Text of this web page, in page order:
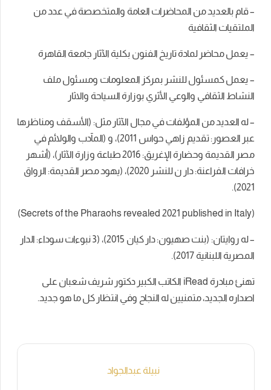
– قام بالعديد من المحاضرات العامة والمتخصصة في عدد من
الملتقيات الثقافية
– يعمل محاضر لمادة تاريخ الفنون بكلية الآثار جامعة القاهرة
– يعمل كمسئول للنشر بمركز المعلومات ومسئول ملف
النشاط الثقافي والوعي الأثري بوزارة السياحة والاثار
– له العديد من المؤلفات في مجال الآثار مثل: (الأسقف ومناظرها
عبر العصور: تقديم زاهي حواس 2011)، و (المآدب والولائم في
مصر القديمة وحضارة الإغريق: 2016 طباعة وزارة الآثار)، (أشهر
خرافات الفراعنة: دار ن للنشر 2020)، (يهود مصر القديمة: الرواق
2021).
(
Secrets of the Pharaohs revealed 2021 published in Italy
)
– له روايتان: (بنت صهيون: دار كيان 2015)، (3 نبوءات سوداء: الدار
المصرية اللبنانية 2017).
تهنئ مبادرة iRead الكاتب الكبير دكتور شريف شعبان على
اصداره الجديد، متمنيين له النجاح وفي انتظار كل ما هو جديد.
نبيلة عبدالجواد